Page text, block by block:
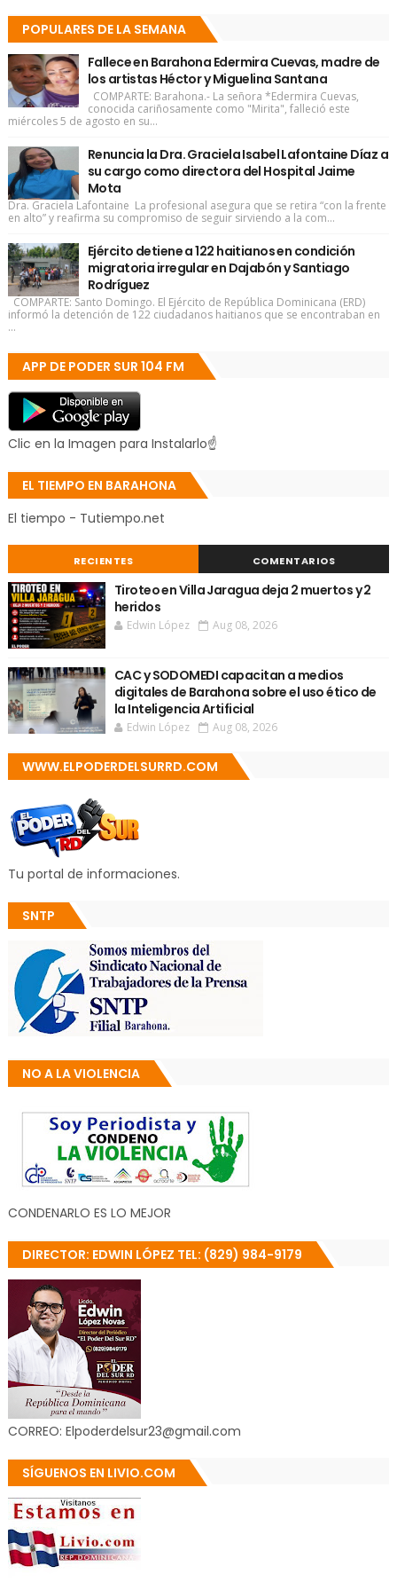
POPULARES DE LA SEMANA
Fallece en Barahona Edermira Cuevas, madre de
los artistas Héctor y Miguelina Santana
COMPARTE: Barahona.- La señora *Edermira Cuevas,
conocida cariñosamente como "Mirita", falleció este
miércoles 5 de agosto en su...
Renuncia la Dra. Graciela Isabel Lafontaine Díaz a
su cargo como directora del Hospital Jaime
Mota
Dra. Graciela Lafontaine La profesional asegura que se retira “con la frente
en alto” y reafirma su compromiso de seguir sirviendo a la com...
Ejército detiene a 122 haitianos en condición
migratoria irregular en Dajabón y Santiago
Rodríguez
COMPARTE: Santo Domingo. El Ejército de República Dominicana (ERD)
informó la detención de 122 ciudadanos haitianos que se encontraban en
...
APP DE PODER SUR 104 FM
Clic en la Imagen para Instalarlo☝
EL TIEMPO EN BARAHONA
El tiempo - Tutiempo.net
RECIENTES COMENTARIOS
Tiroteo en Villa Jaragua deja 2 muertos y 2
heridos
Edwin López Aug 08, 2026
CAC y SODOMEDI capacitan a medios
digitales de Barahona sobre el uso ético de
la Inteligencia Artificial
Edwin López Aug 08, 2026
WWW.ELPODERDELSURRD.COM
Tu portal de informaciones.
SNTP
NO A LA VIOLENCIA
CONDENARLO ES LO MEJOR
DIRECTOR: EDWIN LÓPEZ TEL: (829) 984-9179
CORREO: Elpoderdelsur23@gmail.com
SÍGUENOS EN LIVIO.COM